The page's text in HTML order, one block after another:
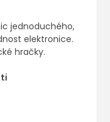
jednoduchého,
elektronice.
hračky.